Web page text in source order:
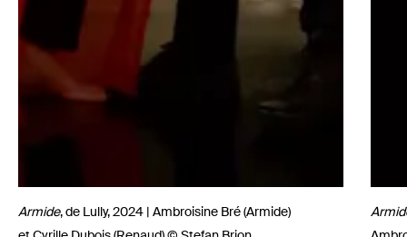
Armide, de Lully, 2024 | Ambroisine Bré (Armide)